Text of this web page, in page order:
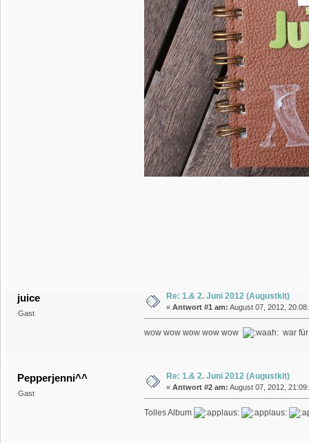
juice
Gast
Re: 1.& 2. Juni 2012 (Augustkit)
« Antwort #1 am: August 07, 2012,
wow wow wow wow wow war für
Pepperjenni^^
Gast
Re: 1.& 2. Juni 2012 (Augustkit)
« Antwort #2 am: August 07, 2012,
Tolles Album